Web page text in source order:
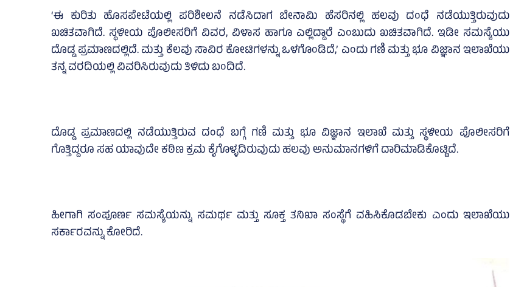
‘ಈ ಕುರಿತು ಹೊಸಪೇಟೆಯಲ್ಲಿ ಪರಿಶೀಲನೆ ನಡೆಸಿದಾಗ ಬೇನಾಮಿ ಹೆಸರಿನಲ್ಲಿ ಹಲವು ದಂಧೆ ನಡೆಯುತ್ತಿರುವುದು
ಖಚಿತವಾಗಿದೆ. ಸ್ಥಳೀಯ ಪೊಲೀಸರಿಗೆ ವಿವರ, ವಿಳಾಸ ಹಾಗೂ ಎಲ್ಲಿದ್ದಾರೆ ಎಂಬುದು ಖಚಿತವಾಗಿದೆ. ಇಡೀ ಸಮಸ್ಯೆಯು
ದೊಡ್ಡ ಪ್ರಮಾಣದಲ್ಲಿದೆ. ಮತ್ತು ಕೆಲವು ಸಾವಿರ ಕೋಟಿಗಳನ್ನು ಒಳಗೊಂಡಿದೆ,’ ಎಂದು ಗಣಿ ಮತ್ತು ಭೂ ವಿಜ್ಞಾನ ಇಲಾಖೆಯು
ತನ್ನ ವರದಿಯಲ್ಲಿ ವಿವರಿಸಿರುವುದು ತಿಳಿದು ಬಂದಿದೆ.
ದೊಡ್ಡ ಪ್ರಮಾಣದಲ್ಲಿ ನಡೆಯುತ್ತಿರುವ ದಂಧೆ ಬಗ್ಗೆ ಗಣಿ ಮತ್ತು ಭೂ ವಿಜ್ಞಾನ ಇಲಾಖೆ ಮತ್ತು ಸ್ಥಳೀಯ ಪೊಲೀಸರಿಗೆ
ಗೊತ್ತಿದ್ದರೂ ಸಹ ಯಾವುದೇ ಕಠಿಣ ಕ್ರಮ ಕೈಗೊಳ್ಳದಿರುವುದು ಹಲವು ಅನುಮಾನಗಳಿಗೆ ದಾರಿಮಾಡಿಕೊಟ್ಟಿದೆ.
ಹೀಗಾಗಿ ಸಂಪೂರ್ಣ ಸಮಸ್ಯೆಯನ್ನು ಸಮರ್ಥ ಮತ್ತು ಸೂಕ್ತ ತನಿಖಾ ಸಂಸ್ಥೆಗೆ ವಹಿಸಿಕೊಡಬೇಕು ಎಂದು ಇಲಾಖೆಯು
ಸರ್ಕಾರವನ್ನು ಕೋರಿದೆ.